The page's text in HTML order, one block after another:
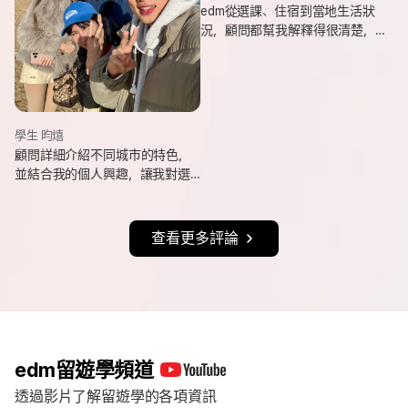
學生 昀熺
顧問詳細介紹不同城市的特色，
並結合我的個人興趣，讓我對選
edm從選課、住宿到當地生活狀
況，顧問都幫我解釋得很清楚，
查看更多評論
edm留遊學頻道
透過影片了解留遊學的各項資訊